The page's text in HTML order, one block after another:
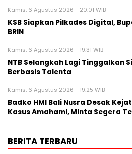
Kamis, 6 Agustus 2026 - 20:01 WIB
KSB Siapkan Pilkades Digital,
BRIN
Kamis, 6 Agustus 2026 - 19:31 WIB
NTB Selangkah Lagi Tinggalkan
Berbasis Talenta
Kamis, 6 Agustus 2026 - 19:25 WIB
Badko HMI Bali Nusra Desak
Kasus Amahami, Minta Segera
BERITA TERBARU